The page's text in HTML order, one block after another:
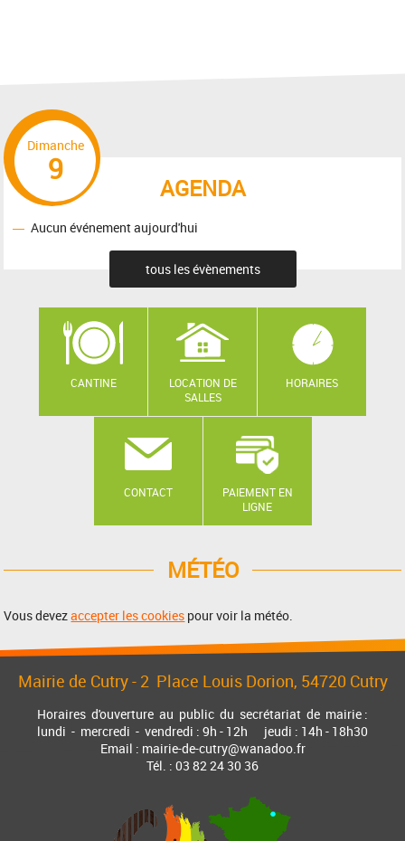
AGENDA
Dimanche
9
Aucun événement aujourd'hui
tous les évènements
CANTINE
LOCATION DE
SALLES
HORAIRES
CONTACT
PAIEMENT EN
LIGNE
MÉTÉO
Vous devezaccepter les cookies pour voir la météo.
Mairie de Cutry - 2 Place Louis Dorion, 54720 Cutry
Horaires d'ouverture au public du secrétariat de mairie :
lundi - mercredi - vendredi : 9h - 12h jeudi : 14h - 18h30
Email : mairie-de-cutry@wanadoo.fr
Tél. : 03 82 24 30 36